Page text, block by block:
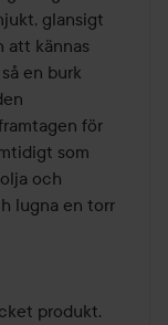
glansigt
att kännas
en burk
för
som
och
lugna en torr
produkt.